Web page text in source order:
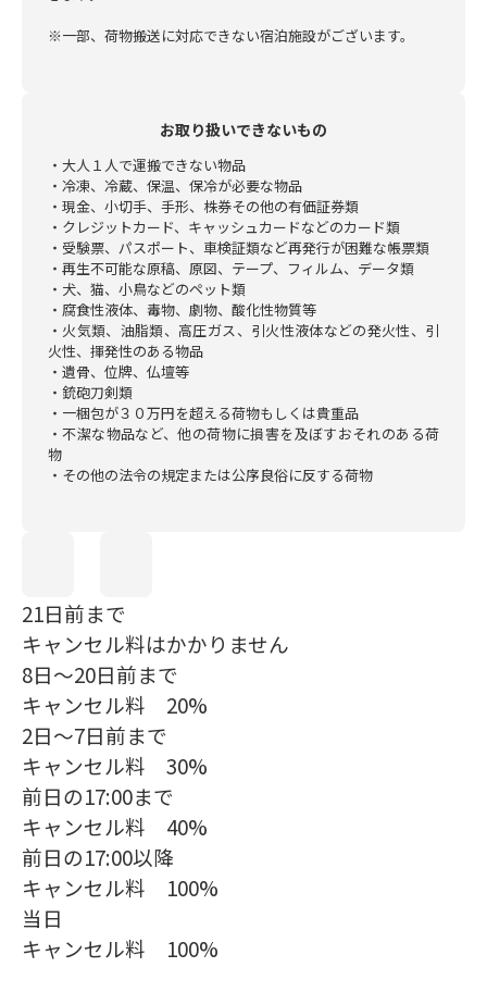
※一部、荷物搬送に対応できない宿泊施設がございます。
お取り扱いできないもの
・大人１人で運搬できない物品
・冷凍、冷蔵、保温、保冷が必要な物品
・現金、小切手、手形、株券その他の有価証券類
・クレジットカード、キャッシュカードなどのカード類
・受験票、パスポート、車検証類など再発行が困難な帳票類
・再生不可能な原稿、原図、テープ、フィルム、データ類
・犬、猫、小鳥などのペット類
・腐食性液体、毒物、劇物、酸化性物質等
・火気類、油脂類、高圧ガス、引火性液体などの発火性、引
火性、揮発性のある物品
・遺骨、位牌、仏壇等
・銃砲刀剣類
・一梱包が３０万円を超える荷物もしくは貴重品
・不潔な物品など、他の荷物に損害を及ぼすおそれのある荷
物
・その他の法令の規定または公序良俗に反する荷物
21日前まで
キャンセル料はかかりません
8日～20日前まで
キャンセル料 20%
2日～7日前まで
キャンセル料 30%
前日の17:00まで
キャンセル料 40%
前日の17:00以降
キャンセル料 100%
当日
キャンセル料 100%